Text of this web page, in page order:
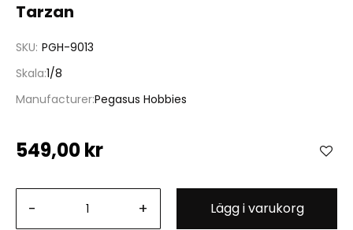
Tarzan
SKU PGH-9013
Skala 1/8
ManufacturerPegasus Hobbies
549,00 kr
- + Lägg i varukorg
till
bildgalleriet
Hoppa
av
bildgalleriet